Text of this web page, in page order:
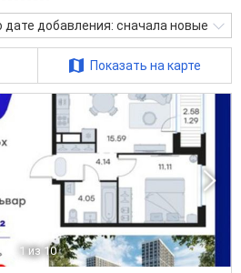
дате добавления: сначала новые
Показать на карте
1 из 10